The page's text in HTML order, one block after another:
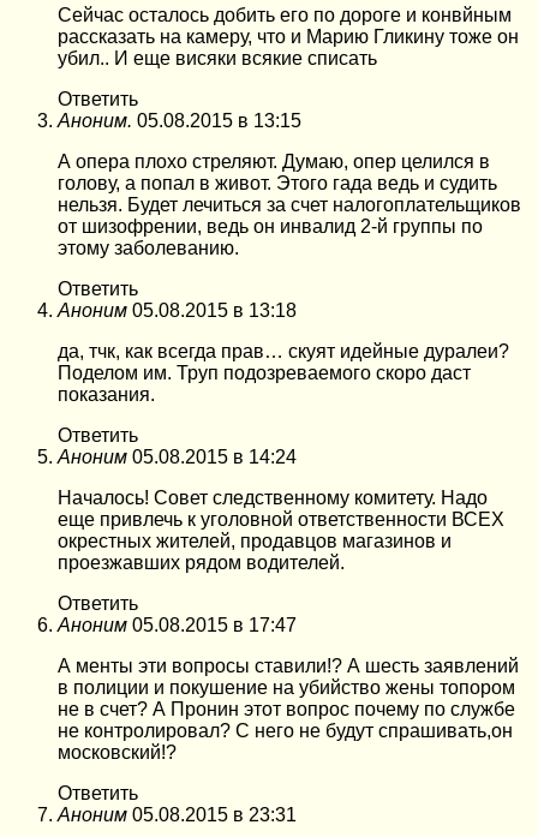
Сейчас осталось добить его по дороге и конвйным
рассказать на камеру, что и Марию Гликину тоже он
убил.. И еще висяки всякие списать
Ответить
Аноним. 05.08.2015 в 13:15
А опера плохо стреляют. Думаю, опер целился в
голову, а попал в живот. Этого гада ведь и судить
нельзя. Будет лечиться за счет налогоплательщиков
от шизофрении, ведь он инвалид 2-й группы по
этому заболеванию.
Ответить
Аноним 05.08.2015 в 13:18
да, тчк, как всегда прав… скуят идейные дуралеи?
Поделом им. Труп подозреваемого скоро даст
показания.
Ответить
Аноним 05.08.2015 в 14:24
Началось! Совет следственному комитету. Надо
еще привлечь к уголовной ответственности ВСЕХ
окрестных жителей, продавцов магазинов и
проезжавших рядом водителей.
Ответить
Аноним 05.08.2015 в 17:47
А менты эти вопросы ставили!? А шесть заявлений
в полиции и покушение на убийство жены топором
не в счет? А Пронин этот вопрос почему по службе
не контролировал? С него не будут спрашивать,он
московский!?
Ответить
Аноним 05.08.2015 в 23:31